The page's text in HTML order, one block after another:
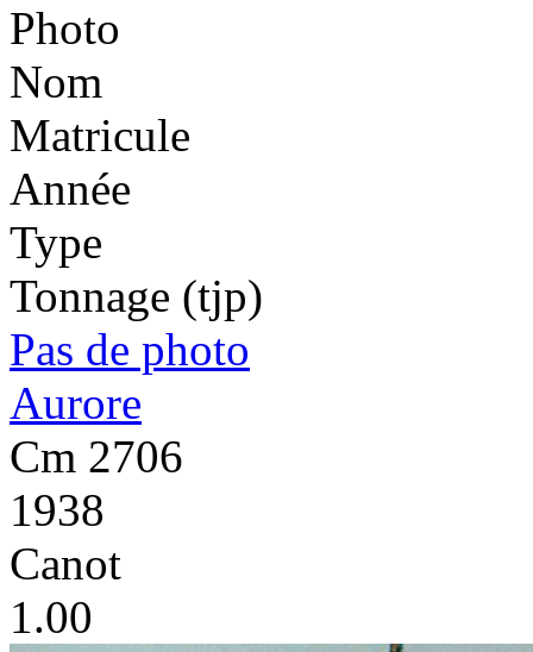
Photo
Nom
Matricule
Année
Type
Tonnage (tjp)
Pas de photo
Aurore
Cm 2706
1938
Canot
1.00